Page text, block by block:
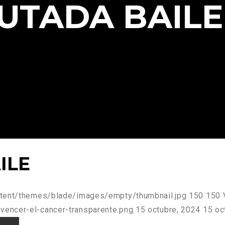
BAILE
themes/blade/images/empty/thumbnail.jpg 150 150
el-cancer-transparente.png 15 octubre, 2024 15